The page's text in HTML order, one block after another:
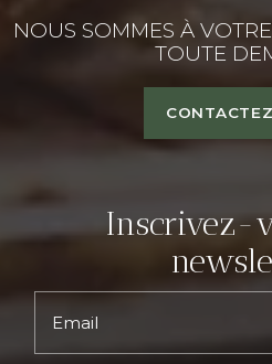
NOUS SOMMES À
TOUTE
Inscrivez-
Email